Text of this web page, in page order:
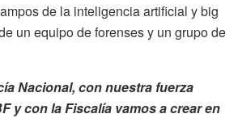
de la inteligencia artificial y big
un equipo de forenses y un grupo de
Nacional, con nuestra fuerza
y con la Fiscalía vamos a crear en